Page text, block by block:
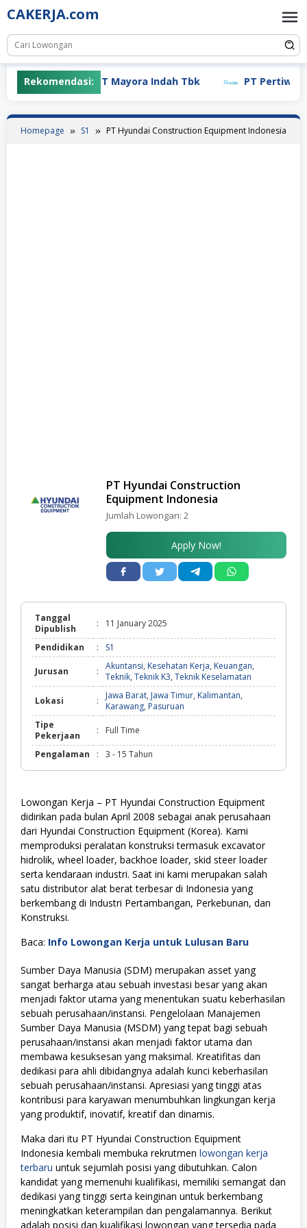
Skip
to
content
CAKERJA.com
Rekomendasi:PT Mayora Indah Tbk PT Pertiwi
Homepage S1 PT Hyundai Construction Equipment Indonesia
PT Hyundai Construction
Equipment Indonesia
Jumlah Lowongan: 2
Apply Now!
Tanggal
Dipublish
: 11 January 2025
Pendidikan : S1
Jurusan : Akuntansi, Kesehatan Kerja, Keuangan,
Teknik, Teknik K3, Teknik Keselamatan
Lokasi : Jawa Barat, Jawa Timur, Kalimantan,
Karawang, Pasuruan
Tipe
Pekerjaan
: Full Time
Pengalaman : 3 - 15 Tahun
Lowongan Kerja – PT Hyundai Construction Equipment
didirikan pada bulan April 2008 sebagai anak perusahaan
dari Hyundai Construction Equipment (Korea). Kami
memproduksi peralatan konstruksi termasuk excavator
hidrolik, wheel loader, backhoe loader, skid steer loader
serta kendaraan industri. Saat ini kami merupakan salah
satu distributor alat berat terbesar di Indonesia yang
berkembang di Industri Pertambangan, Perkebunan, dan
Konstruksi.
Baca: Info Lowongan Kerja untuk Lulusan Baru
Sumber Daya Manusia (SDM) merupakan asset yang
sangat berharga atau sebuah investasi besar yang akan
menjadi faktor utama yang menentukan suatu keberhasilan
sebuah perusahaan/instansi. Pengelolaan Manajemen
Sumber Daya Manusia (MSDM) yang tepat bagi sebuah
perusahaan/instansi akan menjadi faktor utama dan
membawa kesuksesan yang maksimal. Kreatifitas dan
dedikasi para ahli dibidangnya adalah kunci keberhasilan
sebuah perusahaan/instansi. Apresiasi yang tinggi atas
kontribusi para karyawan menumbuhkan lingkungan kerja
yang produktif, inovatif, kreatif dan dinamis.
Maka dari itu PT Hyundai Construction Equipment
Indonesia kembali membuka rekrutmen lowongan kerja
terbaru untuk sejumlah posisi yang dibutuhkan. Calon
kandidat yang memenuhi kualifikasi, memiliki semangat dan
dedikasi yang tinggi serta keinginan untuk berkembang
meningkatkan keterampilan dan pengalamannya. Berikut
adalah posisi dan kualifikasi lowongan yang tersedia pada